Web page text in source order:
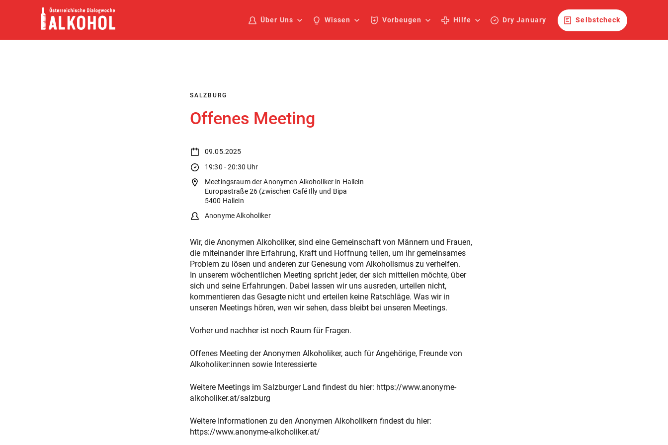
Über Uns Wissen Vorbeugen Hilfe Dry January Selbstcheck
SALZBURG
Offenes Meeting
09.05.2025
19:30 - 20:30 Uhr
Meetingsraum der Anonymen Alkoholiker in Hallein
Europastraße 26 (zwischen Café Illy und Bipa
5400 Hallein
Anonyme Alkoholiker
Wir, die Anonymen Alkoholiker, sind eine Gemeinschaft von Männern und Frauen,
die miteinander ihre Erfahrung, Kraft und Hoffnung teilen, um ihr gemeinsames
Problem zu lösen und anderen zur Genesung vom Alkoholismus zu verhelfen.
In unserem wöchentlichen Meeting spricht jeder, der sich mitteilen möchte, über
sich und seine Erfahrungen. Dabei lassen wir uns ausreden, urteilen nicht,
kommentieren das Gesagte nicht und erteilen keine Ratschläge. Was wir in
unseren Meetings hören, wen wir sehen, dass bleibt bei unseren Meetings.
Vorher und nachher ist noch Raum für Fragen.
Offenes Meeting der Anonymen Alkoholiker, auch für Angehörige, Freunde von
Alkoholiker:innen sowie Interessierte
Weitere Meetings im Salzburger Land findest du hier: https://www.anonyme-
alkoholiker.at/salzburg
Weitere Informationen zu den Anonymen Alkoholikern findest du hier:
https://www.anonyme-alkoholiker.at/